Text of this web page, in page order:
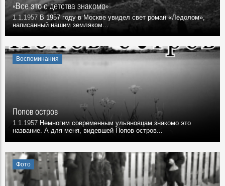
«Все это с детства знакомо»
1.1.1957 В 1957 году в Москве увидел свет роман «Ледолом»,
написанный нашим земляком...
Воспоминания
Попов остров
1.1.1957 Немногим современным ульяновцам знакомо это
название. А для меня, видевшей Попов остров...
Фото